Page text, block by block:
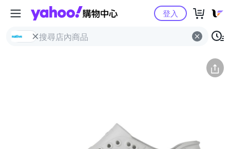
Yahoo購物中心
登入
簡介 評價 (0) 猜你喜歡